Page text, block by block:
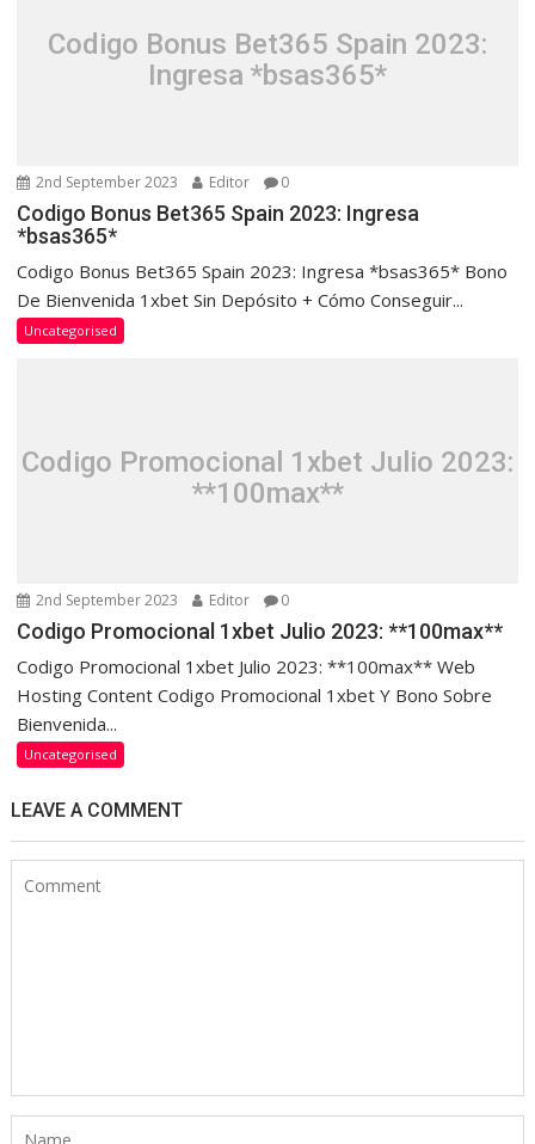
Codigo Bonus Bet365 Spain 2023:
Ingresa *bsas365*
2nd September 2023 Editor 0
Codigo Bonus Bet365 Spain 2023: Ingresa
*bsas365*
Codigo Bonus Bet365 Spain 2023: Ingresa *bsas365* Bono
De Bienvenida 1xbet Sin Depósito + Cómo Conseguir...
Uncategorised
Codigo Promocional 1xbet Julio 2023:
**100max**
2nd September 2023 Editor 0
Codigo Promocional 1xbet Julio 2023: **100max**
Codigo Promocional 1xbet Julio 2023: **100max** Web
Hosting Content Codigo Promocional 1xbet Y Bono Sobre
Bienvenida...
Uncategorised
LEAVE A COMMENT